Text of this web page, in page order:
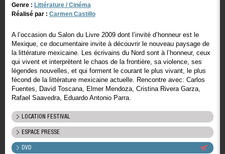
Genre : Littérature / Cinéma
Réalisé par : Carmen Castillo
A l’occasion du Salon du Livre 2009 dont l’invité d’honneur est le
Mexique, ce documentaire invite à découvrir le nouveau paysage de
la littérature mexicaine. Les écrivains du Nord sont à l’honneur, ceux
qui vivent et interprètent le chaos de la frontière, sa violence, ses
légendes nouvelles, et qui forment le courant le plus vivant, le plus
fécond de la littérature mexicaine actuelle. Rencontre avec: Carlos
Fuentes, David Toscana, Elmer Mendoza, Cristina Rivera Garza,
Rafael Saavedra, Eduardo Antonio Parra.
LOCATION FESTIVAL
ESPACE PRESSE
DVD